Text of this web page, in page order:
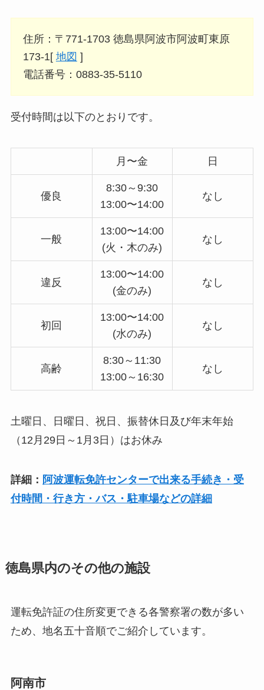
住所：〒771-1703 徳島県阿波市阿波町東原
173-1[ 地図 ]
電話番号：0883-35-5110
受付時間は以下のとおりです。
月〜金 日
優良
8:30～9:30
13:00〜14:00
なし
一般
13:00〜14:00
(火・木のみ)
なし
違反
13:00〜14:00
(金のみ)
なし
初回
13:00〜14:00
(水のみ)
なし
高齢
8:30～11:30
13:00～16:30
なし
土曜日、日曜日、祝日、振替休日及び年末年始
（12月29日～1月3日）はお休み
詳細： 阿波運転免許センターで出来る手続き・受
付時間・行き方・バス・駐車場などの詳細
徳島県内のその他の施設
運転免許証の住所変更できる各警察署の数が多い
ため、地名五十音順でご紹介しています。
阿南市